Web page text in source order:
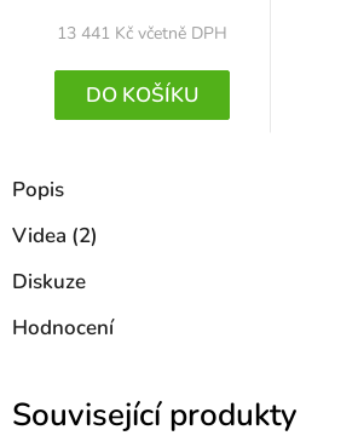
13 441 Kč včetně DPH
DO KOŠÍKU
Popis
Videa (2)
Diskuze
Hodnocení
Související produkty